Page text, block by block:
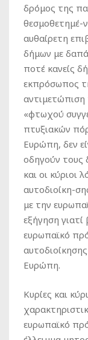
δρόμος της
θεσμοθετημέ-
αυθαίρετη
δήμων με
ποτέ κανείς
εκπρόσωπος
«φτωχού
πτυξιακών
Ευρώπη, δεν
οδηγούν τους
και οι κύριοι
αυτοδιοίκη-
με την
εξήγηση
ευρωπαϊκό
Ευρώπη.
Κυρίες και
ευρωπαϊκό